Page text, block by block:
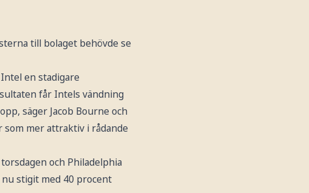
till bolaget behövde se
en stadigare
får Intels vändning
säger Jacob Bourne och
som mer attraktiv i rådande
och Philadelphia
stigit med 40 procent